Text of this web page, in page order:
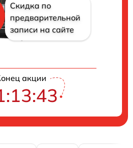
Скидка по
предварительной
записи на сайте
акции